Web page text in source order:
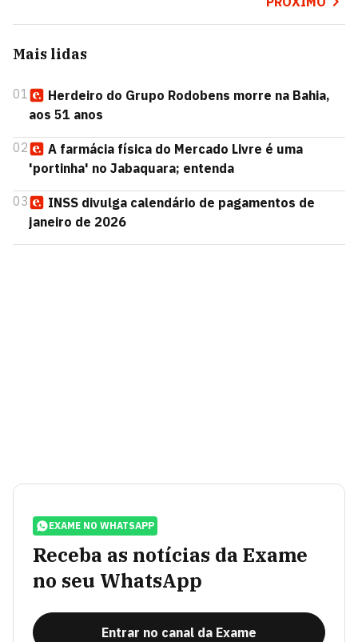
Mais lidas
01
Herdeiro do Grupo Rodobens morre na Bahia,
aos 51 anos
02
A farmácia física do Mercado Livre é uma
'portinha' no Jabaquara; entenda
03
INSS divulga calendário de pagamentos de
janeiro de 2026
EXAME NO WHATSAPP
Receba as notícias da Exame
no seu WhatsApp
Entrar no canal da Exame